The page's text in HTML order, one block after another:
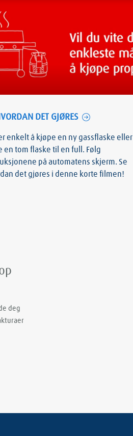
DET GJØRES
enkelt å kjøpe en ny gassflaske eller
en tom flaske til en full. Følg
på automatens skjerm. Se
det gjøres i denne korte filmen!
deg